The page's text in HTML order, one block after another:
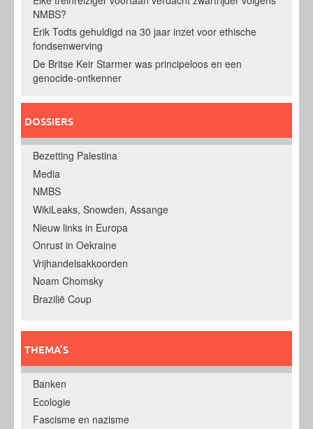
NMBS?
Erik Todts gehuldigd na 30 jaar inzet voor ethische
fondsenwerving
De Britse Keir Starmer was principeloos en een
genocide-ontkenner
DOSSIERS
Bezetting Palestina
Media
NMBS
WikiLeaks, Snowden, Assange
Nieuw links in Europa
Onrust in Oekraine
Vrijhandelsakkoorden
Noam Chomsky
Brazilië Coup
THEMA’S
Banken
Ecologie
Fascisme en nazisme